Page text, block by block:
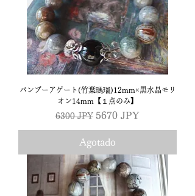
バンブーアゲート(竹葉瑪瑙)12mm×黒水晶モリ
オン14mm【１点のみ】
Precio
6300 JPY Precio de oferta
5670 JPY
Agotado